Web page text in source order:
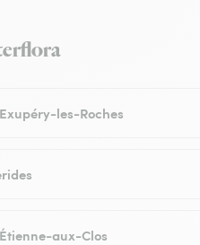
les-Roches
aux-Clos